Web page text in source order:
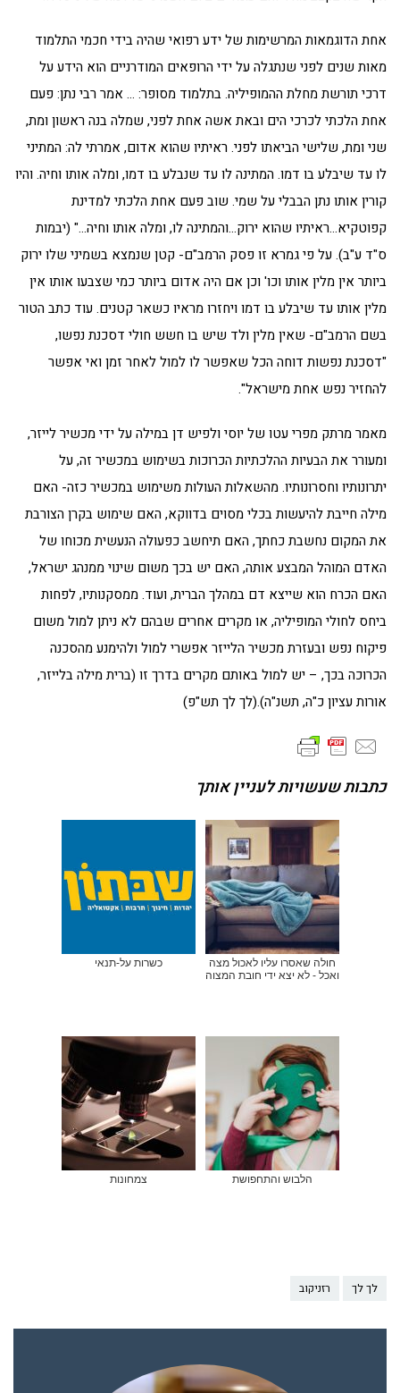
אחת הדוגמאות המרשימות של ידע רפואי שהיה בידי חכמי התלמוד
מאות שנים לפני שנתגלה על ידי הרופאים המודרניים הוא הידע על
דרכי תורשת מחלת ההמופיליה. בתלמוד מסופר: … אמר רבי נתן: פעם
אחת הלכתי לכרכי הים ובאת אשה אחת לפני, שמלה בנה ראשון ומת,
שני ומת, שלישי הביאתו לפני. ראיתיו שהוא אדום, אמרתי לה: המתיני
לו עד שיבלע בו דמו. המתינה לו עד שנבלע בו דמו, ומלה אותו וחיה. והיו
קורין אותו נתן הבבלי על שמי. שוב פעם אחת הלכתי למדינת
קפוטקיא…ראיתיו שהוא ירוק…והמתינה לו, ומלה אותו וחיה…" (יבמות
ס"ד ע"ב). על פי גמרא זו פסק הרמב"ם- קטן שנמצא בשמיני שלו ירוק
ביותר אין מלין אותו וכו' וכן אם היה אדום ביותר כמי שצבעו אותו אין
מלין אותו עד שיבלע בו דמו ויחזרו מראיו כשאר קטנים. עוד כתב הטור
בשם הרמב"ם- שאין מלין ולד שיש בו חשש חולי דסכנת נפשו,
"דסכנת נפשות דוחה הכל שאפשר לו למול לאחר זמן ואי אפשר
להחזיר נפש אחת מישראל".
מאמר מרתק מפרי עטו של יוסי ולפיש דן במילה על ידי מכשיר לייזר,
ומעורר את הבעיות ההלכתיות הכרוכות בשימוש במכשיר זה, על
יתרונותיו וחסרונותיו. מהשאלות העולות משימוש במכשיר כזה- האם
מילה חייבת להיעשות בכלי מסוים בדווקא, האם שימוש בקרן הצורבת
את המקום נחשבת כחתך, האם תיחשב כפעולה הנעשית מכוחו של
האדם המוהל המבצע אותה, האם יש בכך משום שינוי ממנהג ישראל,
האם הכרח הוא שייצא דם במהלך הברית, ועוד. ממסקנותיו, לפחות
ביחס לחולי המופיליה, או מקרים אחרים שבהם לא ניתן למול משום
פיקוח נפש ובעזרת מכשיר הלייזר אפשרי למול ולהימנע מהסכנה
הכרוכה בכך, – יש למול באותם מקרים בדרך זו (ברית מילה בלייזר,
אורות עציון כ"ה, תשנ"ה).(לך לך תש"פ)
כתבות שעשויות לעניין אותך
חולה שאסרו עליו לאכול מצה
ואכל - לא יצא ידי חובת המצוה
כשרות על-תנאי
הלבוש והתחפושת צמחונות
לך לך רזניקוב